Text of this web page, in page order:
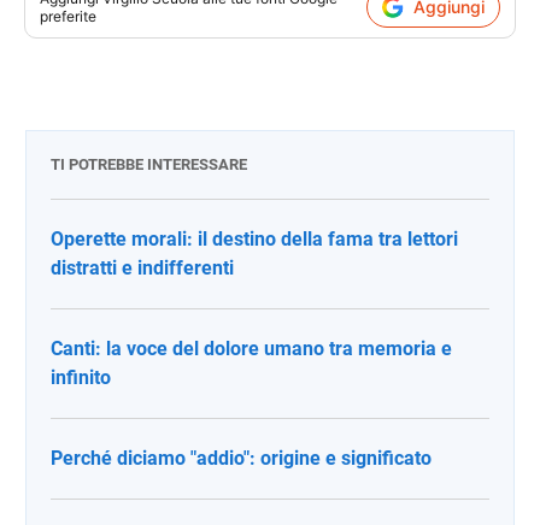
preferite
Aggiungi
TI POTREBBE INTERESSARE
Operette morali: il destino della fama tra lettori
distratti e indifferenti
Canti: la voce del dolore umano tra memoria e
infinito
Perché diciamo "addio": origine e significato